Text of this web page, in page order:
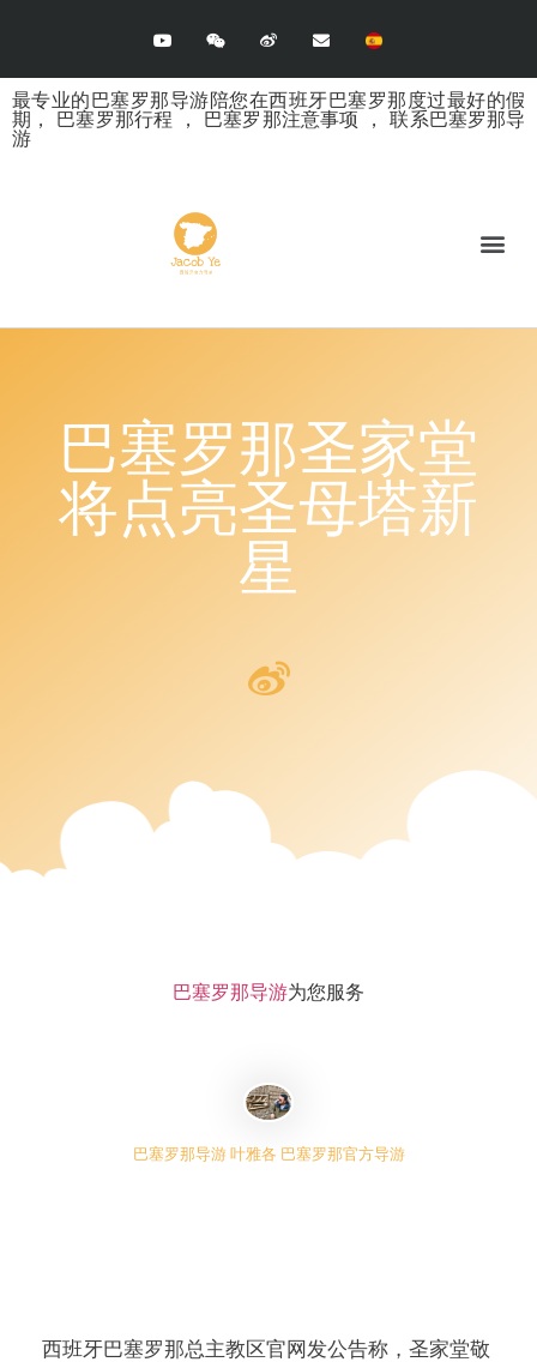
最专业的巴塞罗那导游陪您在西班牙巴塞罗那度过最好的假
期， 巴塞罗那行程 ， 巴塞罗那注意事项 ，联系巴塞罗那导
游
巴塞罗那圣家堂
将点亮圣母塔新
星
巴塞罗那导游为您服务
巴塞罗那导游 叶雅各 巴塞罗那官方导游
西班牙巴塞罗那总主教区官网发公告称，圣家堂敬